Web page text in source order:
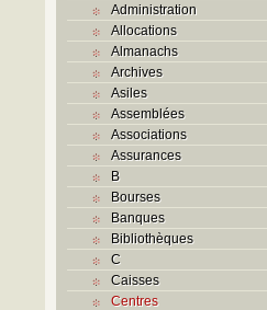
Administration
Allocations
Almanachs
Archives
Asiles
Assemblées
Associations
Assurances
B
Bourses
Banques
Bibliothèques
C
Caisses
Centres